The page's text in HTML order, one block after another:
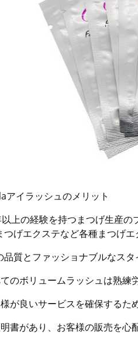
アイラッシュのメリット
上の経験を持つまつげ生産
つげエクステなど各種まつげエ
品質とファッショナブルなス
のボリュームラッシュは熟練
が良いサービスを確保するた
書があり、お客様の販売を心